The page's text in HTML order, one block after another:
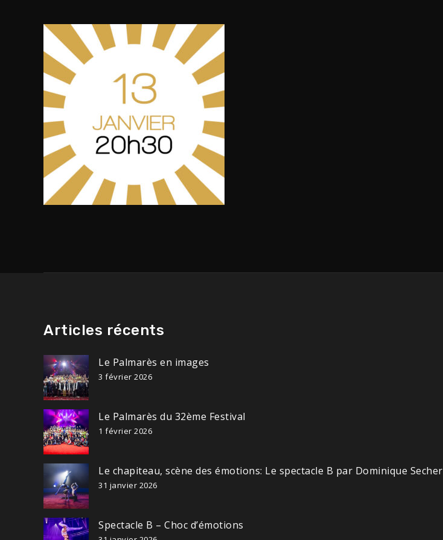
Articles récents
Le Palmarès en images
3 février 2026
Le Palmarès du 32ème Festival
1 février 2026
Le chapiteau, scène des émotions: Le spectacle B par Dominique Secher
31 janvier 2026
Spectacle B – Choc d’émotions